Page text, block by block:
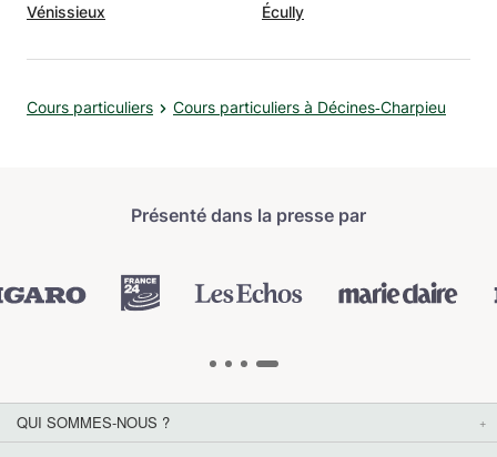
Vénissieux Écully
Cours particuliers Cours particuliers à Décines‑Charpieu
Présenté dans la presse par
QUI SOMMES-NOUS ?